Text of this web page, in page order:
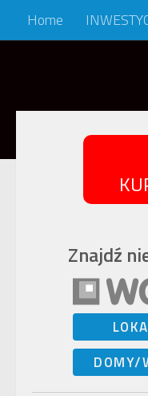
Skip to content
Home
Znajdź
DOMY/